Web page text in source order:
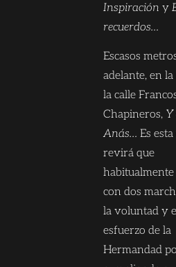
Inspiración y
recuerdos…
Escasos
adelante, en
la calle
Chapineros, Y
Anás… Es
revirá que
habitualmente
con dos
la voluntad y
esfuerzo de la
Hermandad